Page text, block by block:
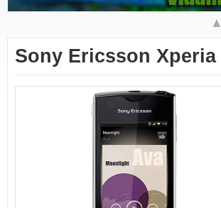
Sony Ericsson Xperia